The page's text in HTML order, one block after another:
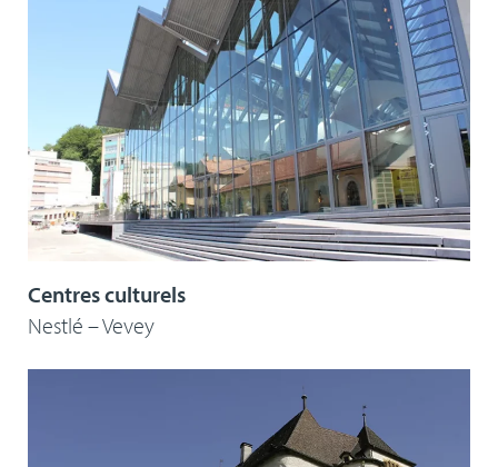
Centres culturels
Nestlé – Vevey